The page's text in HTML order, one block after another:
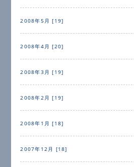
2008年5月 [19]
2008年4月 [20]
2008年3月 [19]
2008年2月 [19]
2008年1月 [18]
2007年12月 [18]